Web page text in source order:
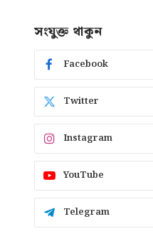
সংযুক্ত থাকুন
Facebook
Twitter
Instagram
YouTube
Telegram